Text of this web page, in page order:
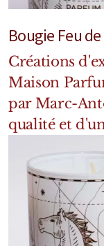
Bougie Feu
Créations
Maison
par Marc-
qualité et
Mixte
Bougies
Diffuseurs
Cosmétiques